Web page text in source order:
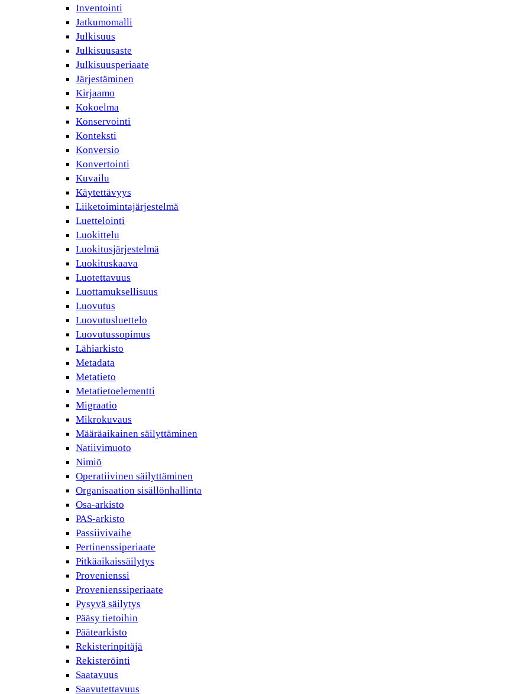
Inventointi
Jatkumomalli
Julkisuus
Julkisuusaste
Julkisuusperiaate
Järjestäminen
Kirjaamo
Kokoelma
Konservointi
Konteksti
Konversio
Konvertointi
Kuvailu
Käytettävyys
Liiketoimintajärjestelmä
Luettelointi
Luokittelu
Luokitusjärjestelmä
Luokituskaava
Luotettavuus
Luottamuksellisuus
Luovutus
Luovutusluettelo
Luovutussopimus
Lähiarkisto
Metadata
Metatieto
Metatietoelementti
Migraatio
Mikrokuvaus
Määräaikainen säilyttäminen
Natiivimuoto
Nimiö
Operatiivinen säilyttäminen
Organisaation sisällönhallinta
Osa-arkisto
PAS-arkisto
Passiivivaihe
Pertinenssiperiaate
Pitkäaikaissäilytys
Provenienssi
Provenienssiperiaate
Pysyvä säilytys
Pääsy tietoihin
Päätearkisto
Rekisterinpitäjä
Rekisteröinti
Saatavuus
Saavutettavuus